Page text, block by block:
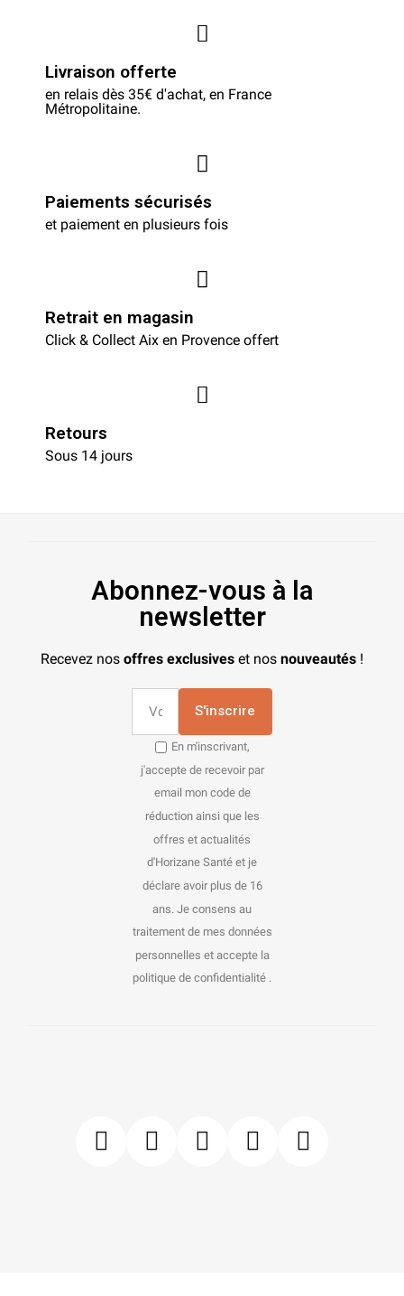
Livraison offerte
en relais dès 35€ d'achat, en France
Métropolitaine.
Paiements sécurisés
et paiement en plusieurs fois
Retrait en magasin
Click & Collect Aix en Provence offert
Retours
Sous 14 jours
Abonnez-vous à la
newsletter
Recevez nos offres exclusives et nos nouveautés !
S'inscrire
En m'inscrivant,
j'accepte de recevoir par
email mon code de
réduction ainsi que les
offres et actualités
d'Horizane Santé et je
déclare avoir plus de 16
ans. Je consens au
traitement de mes données
personnelles et accepte la
politique de confidentialité .